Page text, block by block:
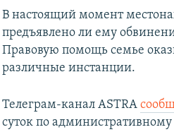
В настоящий момент
предъявлено ли ему
Правовую помощь семье
различные инстанции.
Телеграм-канал ASTRA
суток по